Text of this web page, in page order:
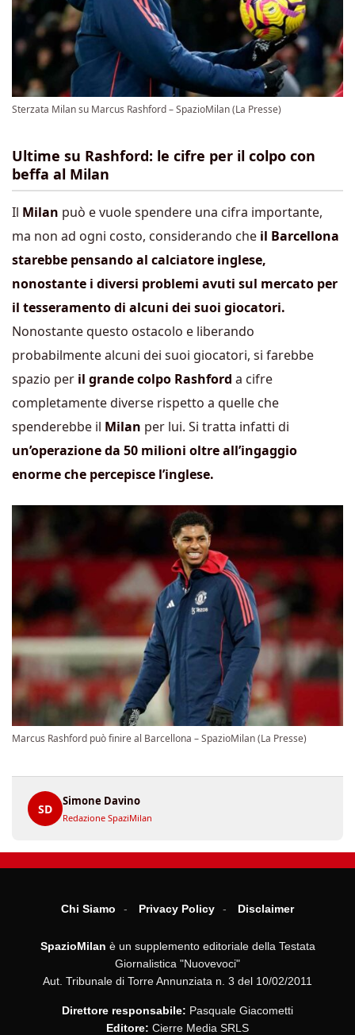
Sterzata Milan su Marcus Rashford – SpazioMilan (La Presse)
Ultime su Rashford: le cifre per il colpo con
beffa al Milan
Il Milan può e vuole spendere una cifra importante,
ma non ad ogni costo, considerando che il Barcellona
starebbe pensando al calciatore inglese,
nonostante i diversi problemi avuti sul mercato per
il tesseramento di alcuni dei suoi giocatori.
Nonostante questo ostacolo e liberando
probabilmente alcuni dei suoi giocatori, si farebbe
spazio per il grande colpo Rashford a cifre
completamente diverse rispetto a quelle che
spenderebbe il Milan per lui. Si tratta infatti di
un’operazione da 50 milioni oltre all’ingaggio
enorme che percepisce l’inglese.
Marcus Rashford può finire al Barcellona – SpazioMilan (La Presse)
SD
Simone Davino
Redazione SpaziMilan
Chi Siamo Privacy Policy Disclaimer
SpazioMilan è un supplemento editoriale della Testata
Giornalistica "Nuovevoci"
Aut. Tribunale di Torre Annunziata n. 3 del 10/02/2011
Direttore responsabile: Pasquale Giacometti
Editore: Cierre Media SRLS